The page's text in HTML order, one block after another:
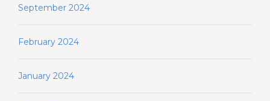
September 2024
February 2024
January 2024